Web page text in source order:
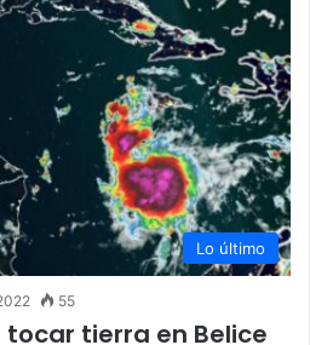
Lo último
55
tocar tierra en Belice